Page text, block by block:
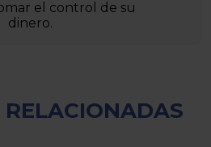
el control de su
dinero.